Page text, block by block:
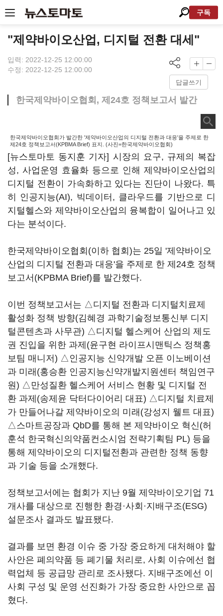
구독
"제약바이오산업, 디지털 전환 대세"
입력: 2022-12-25 12:00:00
수정: 2022-12-25 12:00:00
답글쓰기
한국제약바이오협회, 제24호 정책보고서 발간
한국제약바이오협회가 발간한 '제약바이오산업의 디지털 전환과 대응'을 주제로 한
제24호 정책보고서(KPBMA Brief) 표지. (사진=한국제약바이오협회)
[뉴스토마토 동지훈 기자] 시장의 요구, 규제의 복잡
성, 사업운영 효율화 등으로 인해 제약바이오산업의
디지털 전환이 가속화하고 있다는 진단이 나왔다. 특
히 인공지능(AI), 빅데이터, 클라우드를 기반으로 디
지털헬스와 제약바이오산업의 융복합이 일어나고 있
다는 분석이다.
한국제약바이오협회(이하 협회)는 25일 '제약바이오
산업의 디지털 전환과 대응'을 주제로 한 제24호 정책
보고서(KPBMA Brief)를 발간했다.
이번 정책보고서는 △디지털 전환과 디지털치료제
활성화 정책 방향(김혜경 과학기술정보통신부 디지
털콘텐츠과 사무관) △디지털 헬스케어 산업의 제도
권 진입을 위한 과제(윤구현 라이프시맨틱스 정책홍
보팀 매니저) △인공지능 신약개발 오픈 이노베이션
과 미래(홍승환 인공지능신약개발지원센터 책임연구
원) △만성질환 헬스케어 서비스 현황 및 디지털 전
환 과제(송제윤 닥터다이어리 대표) △디지털 치료제
가 만들어나갈 제약바이오의 미래(강성지 웰트 대표)
△스마트공장과 QbD를 통해 본 제약바이오 혁신(허
훈석 한국혁신의약품컨소시엄 전략기획팀 PL) 등을
통해 제약바이오의 디지털전환과 관련한 정책 동향
과 기술 등을 소개했다.
정책보고서에는 협회가 지난 9월 제약바이오기업 71
개사를 대상으로 진행한 환경·사회·지배구조(ESG)
설문조사 결과도 발표됐다.
결과를 보면 환경 이슈 중 가장 중요하게 대처해야 할
사안은 폐의약품 등 폐기물 처리로, 사회 이슈에선 협
력업체 등 공급망 관리로 조사됐다. 지배구조에선 이
사회 구성 및 운영 선진화가 가장 중요한 사안으로 꼽
혔다.